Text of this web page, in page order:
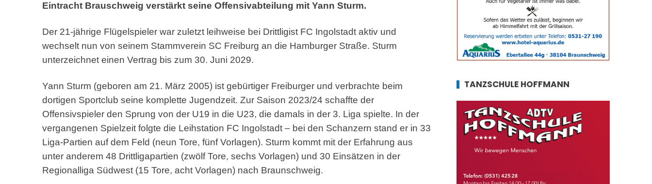
Eintracht Brauschweig verstärkt seine Offensivabteilung mit Yann Sturm.
Der 21-jährige Flügelspieler war zuletzt leihweise bei Drittligist FC Ingolstadt aktiv und
wechselt nun von seinem Stammverein SC Freiburg an die Hamburger Straße. Sturm
unterzeichnet einen Vertrag bis zum 30. Juni 2029.
Yann Sturm (geboren am 21. März 2005) ist gebürtiger Freiburger und verbrachte beim
dortigen Sportclub seine komplette Jugendzeit. Zur Saison 2023/24 schaffte der
Offensivspieler den Sprung von der U19 in die U23, die damals in der 3. Liga spielte. In der
vergangenen Spielzeit folgte die Leihstation FC Ingolstadt – bei den Schanzern stand er in 33
Liga-Partien auf dem Feld (neun Tore, fünf Vorlagen). Sturm kommt mit der Erfahrung aus
unter anderem 48 Drittligapartien (zwölf Tore, sechs Vorlagen) und 30 Einsätzen in der
Regionalliga Südwest (15 Tore, acht Vorlagen) nach Braunschweig.
TANZSCHULE HOFFMANN